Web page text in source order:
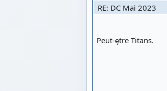
RE: DC Mai 2023
Peut-ętre Titans.